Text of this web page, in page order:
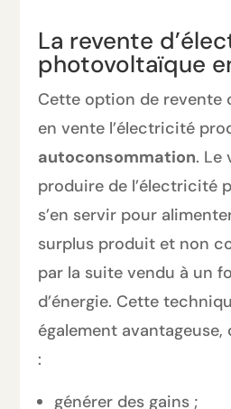
La revente
photovoltaïque
Cette option de revente
en vente l’électricité
autoconsommation. Le
produire de l’électricité
s’en servir pour
surplus produit et non
par la suite vendu à un
d’énergie. Cette
également
:
générer des gains ;